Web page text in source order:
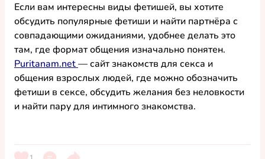
Если вам интересны виды фетишей, вы хотите
обсудить популярные фетиши и найти партнёра с
совпадающими ожиданиями, удобнее делать это
Puritanam.net— сайт знакомств для секса и
фетиши в сексе, обсудить желания без неловкости
и найти пару для интимного знакомства.